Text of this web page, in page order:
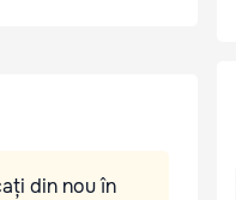
din nou în